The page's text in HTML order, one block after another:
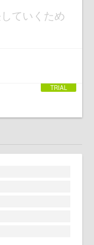
ていくため